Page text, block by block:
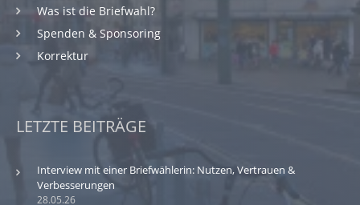
Was ist die Briefwahl?
Spenden & Sponsoring
Korrektur
LETZTE BEITRÄGE
28.05.26
Interview mit einer Briefwählerin: Nutzen, Vertrauen &
Verbesserungen